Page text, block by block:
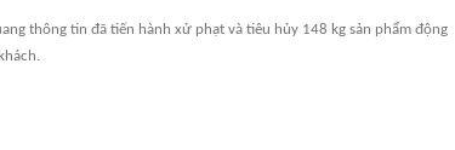
thông tin đã tiến hành xử phạt và tiêu hủy 148 kg sản phẩm động